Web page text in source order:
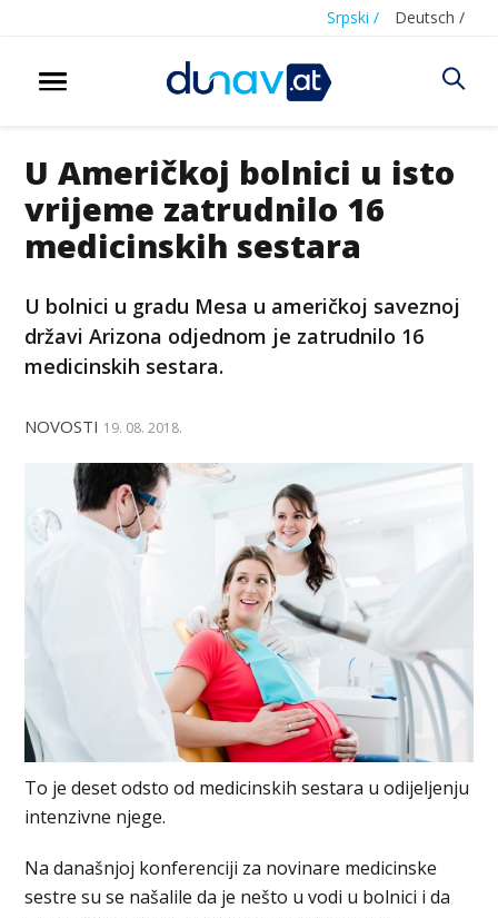
Srpski / Deutsch /
U Američkoj bolnici u isto
vrijeme zatrudnilo 16
medicinskih sestara
U bolnici u gradu Mesa u američkoj saveznoj
državi Arizona odjednom je zatrudnilo 16
medicinskih sestara.
NOVOSTI 19. 08. 2018.
To je deset odsto od medicinskih sestara u odijeljenju
intenzivne njege.
Na današnjoj konferenciji za novinare medicinske
sestre su se našalile da je nešto u vodi u bolnici i da